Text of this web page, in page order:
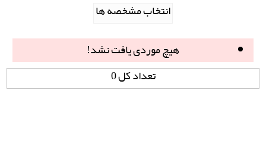
انتخاب مشخصه ها
هیچ موردی یافت نشد!
تعداد کل 0